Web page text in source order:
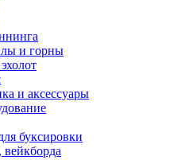
и горны
и аксессуары
буксировки